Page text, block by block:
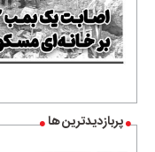
پربازدیدترین ها